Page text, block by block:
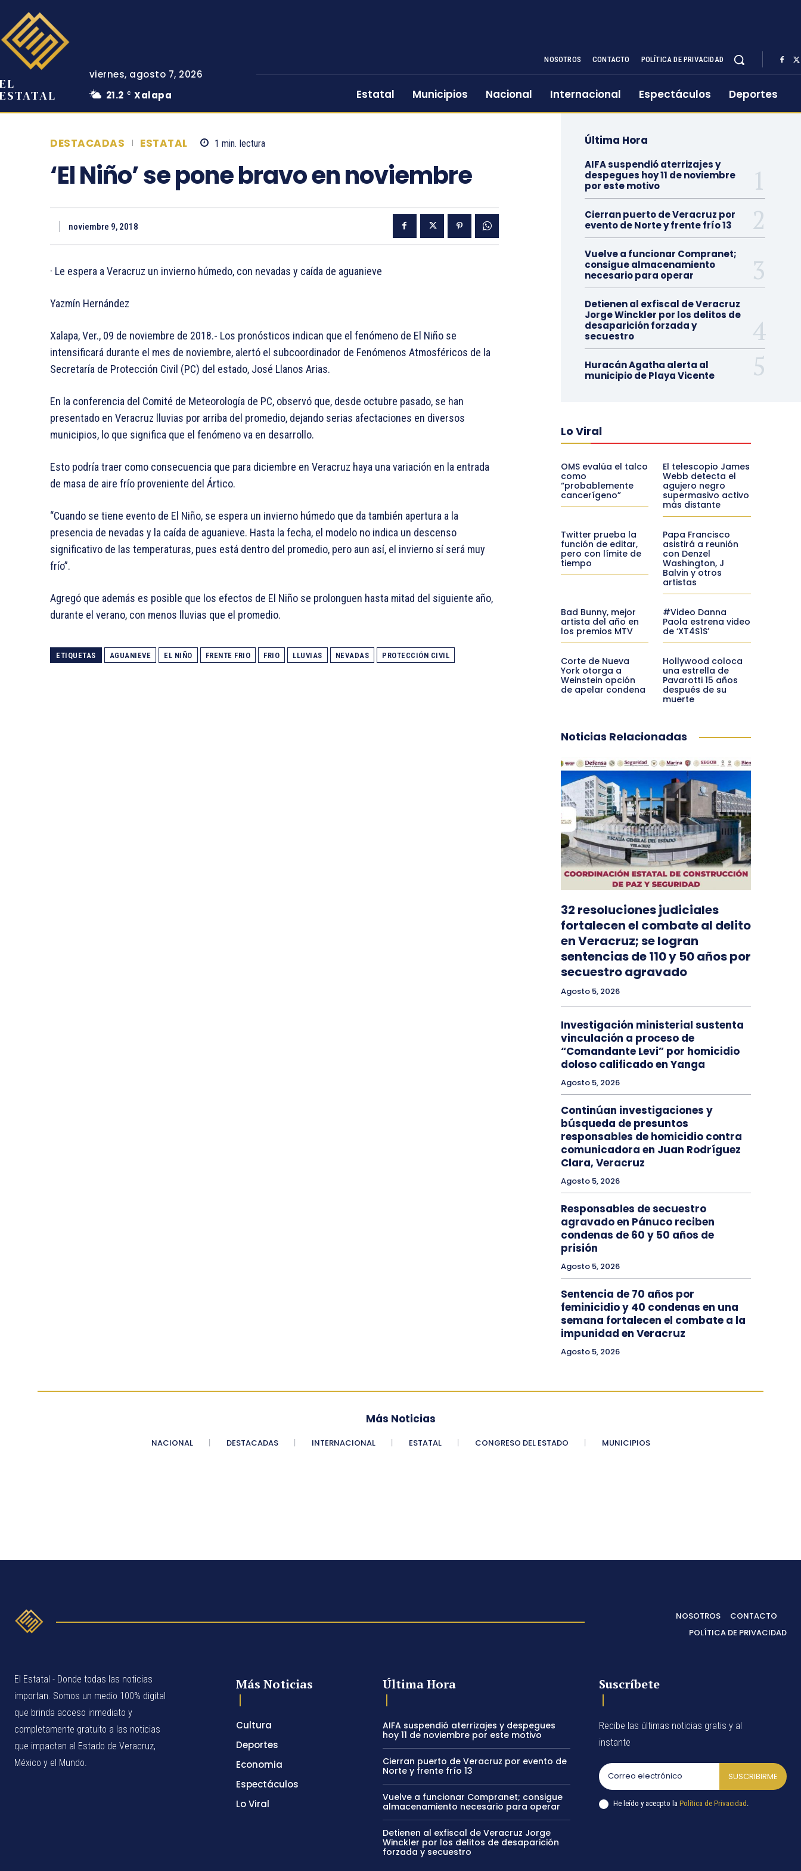
EL
ESTATAL
viernes, agosto 7, 2026
21.2 C Xalapa
NOSOTROS CONTACTO POLÍTICA DE PRIVACIDAD
Estatal Municipios Nacional Internacional Espectáculos Deportes
DESTACADAS ESTATAL 1 min. lectura
‘El Niño’ se pone bravo en noviembre
noviembre 9, 2018
· Le espera a Veracruz un invierno húmedo, con nevadas y caída de aguanieve
Yazmín Hernández
Xalapa, Ver., 09 de noviembre de 2018.- Los pronósticos indican que el fenómeno de El Niño se
intensificará durante el mes de noviembre, alertó el subcoordinador de Fenómenos Atmosféricos de la
Secretaría de Protección Civil (PC) del estado, José Llanos Arias.
En la conferencia del Comité de Meteorología de PC, observó que, desde octubre pasado, se han
presentado en Veracruz lluvias por arriba del promedio, dejando serias afectaciones en diversos
municipios, lo que significa que el fenómeno va en desarrollo.
Esto podría traer como consecuencia que para diciembre en Veracruz haya una variación en la entrada
de masa de aire frío proveniente del Ártico.
“Cuando se tiene evento de El Niño, se espera un invierno húmedo que da también apertura a la
presencia de nevadas y la caída de aguanieve. Hasta la fecha, el modelo no indica un descenso
significativo de las temperaturas, pues está dentro del promedio, pero aun así, el invierno sí será muy
frío”.
Agregó que además es posible que los efectos de El Niño se prolonguen hasta mitad del siguiente año,
durante el verano, con menos lluvias que el promedio.
ETIQUETAS AGUANIEVE EL NIÑO FRENTE FRIO FRIO LLUVIAS NEVADAS PROTECCIÓN CIVIL
Última Hora
AIFA suspendió aterrizajes y
despegues hoy 11 de noviembre
por este motivo
Cierran puerto de Veracruz por
evento de Norte y frente frío 13
Vuelve a funcionar Compranet;
consigue almacenamiento
necesario para operar
Detienen al exfiscal de Veracruz
Jorge Winckler por los delitos de
desaparición forzada y
secuestro
Huracán Agatha alerta al
municipio de Playa Vicente
Lo Viral
OMS evalúa el talco
como
“probablemente
cancerígeno”
El telescopio James
Webb detecta el
agujero negro
supermasivo activo
más distante
Twitter prueba la
función de editar,
pero con límite de
tiempo
Papa Francisco
asistirá a reunión
con Denzel
Washington, J
Balvin y otros
artistas
Bad Bunny, mejor
artista del año en
los premios MTV
#Video Danna
Paola estrena video
de ‘XT4S1S’
Corte de Nueva
York otorga a
Weinstein opción
de apelar condena
Hollywood coloca
una estrella de
Pavarotti 15 años
después de su
muerte
Noticias Relacionadas
32 resoluciones judiciales
fortalecen el combate al delito
en Veracruz; se logran
sentencias de 110 y 50 años por
secuestro agravado
Agosto 5, 2026
Investigación ministerial sustenta
vinculación a proceso de
“Comandante Levi” por homicidio
doloso calificado en Yanga
Agosto 5, 2026
Continúan investigaciones y
búsqueda de presuntos
responsables de homicidio contra
comunicadora en Juan Rodríguez
Clara, Veracruz
Agosto 5, 2026
Responsables de secuestro
agravado en Pánuco reciben
condenas de 60 y 50 años de
prisión
Agosto 5, 2026
Sentencia de 70 años por
feminicidio y 40 condenas en una
semana fortalecen el combate a la
impunidad en Veracruz
Agosto 5, 2026
Más Noticias
NACIONAL DESTACADAS INTERNACIONAL ESTATAL CONGRESO DEL ESTADO MUNICIPIOS
NOSOTROS
CONTACTO
POLÍTICA DE PRIVACIDAD
El Estatal - Donde todas las noticias
importan. Somos un medio 100% digital
que brinda acceso inmediato y
completamente gratuito a las noticias
que impactan al Estado de Veracruz,
México y el Mundo.
Más Noticias
Cultura
Deportes
Economia
Espectáculos
Lo Viral
Última Hora
AIFA suspendió aterrizajes y despegues
hoy 11 de noviembre por este motivo
Cierran puerto de Veracruz por evento de
Norte y frente frío 13
Vuelve a funcionar Compranet; consigue
almacenamiento necesario para operar
Detienen al exfiscal de Veracruz Jorge
Winckler por los delitos de desaparición
forzada y secuestro
Suscríbete
Recibe las últimas noticias gratis y al
instante
SUSCRIBIRME
He leído y acecpto laPolítica de Privacidad .